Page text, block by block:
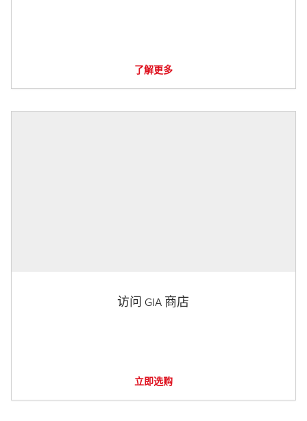
了解更多
访问 GIA 商店
立即选购